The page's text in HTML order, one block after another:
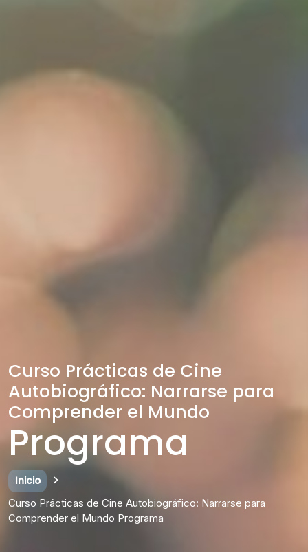
Curso Prácticas de Cine
Autobiográfico: Narrarse para
Comprender el Mundo
Programa
Inicio
Curso Prácticas de Cine Autobiográfico: Narrarse para
Comprender el Mundo Programa